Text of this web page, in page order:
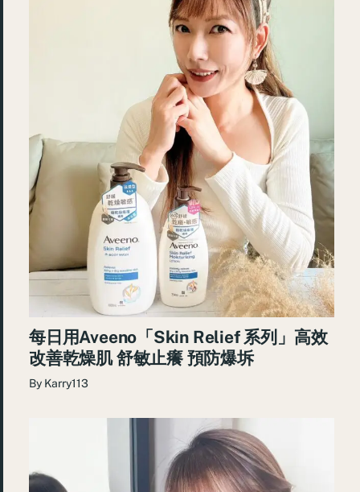
每日用Aveeno「Skin Relief 系列」高效
改善乾燥肌 舒敏止癢 預防爆坼
By Karry113